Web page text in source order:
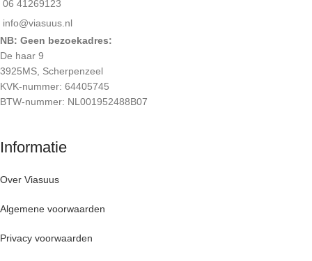
06 41269123
info@viasuus.nl
NB: Geen bezoekadres:
De haar 9
3925MS, Scherpenzeel
KVK-nummer: 64405745
BTW-nummer: NL001952488B07
Informatie
Over Viasuus
Algemene voorwaarden
Privacy voorwaarden